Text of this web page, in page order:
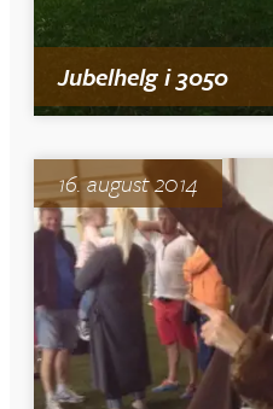
Jubelhelg i 3050
16. august 2014